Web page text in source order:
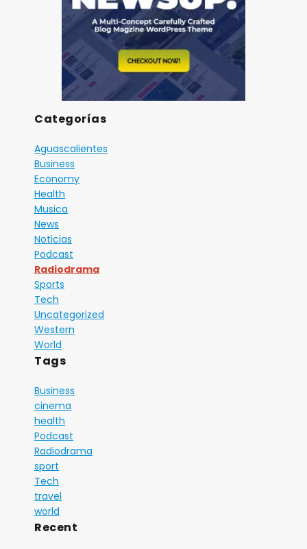
Categorías
Aguascalientes
Business
Economy
Health
Musica
News
Noticias
Podcast
Radiodrama
Sports
Tech
Uncategorized
Western
World
Tags
Business
cinema
health
Podcast
Radiodrama
sport
Tech
travel
world
Recent